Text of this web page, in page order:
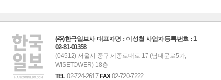
(주)한국일보사 대표자명 : 이성철 사업자등록번호 : 1
02-81-00358
(04512) 서울시 중구 세종로대로 17 (남대문로5가,
WISETOWER) 18층
TEL02-724-2617FAX02-720-7222